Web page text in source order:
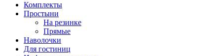
Комплекты
Простыни
На резинке
Прямые
Наволочки
Для гостиниц